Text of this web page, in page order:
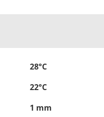
28°C
22°C
1 mm